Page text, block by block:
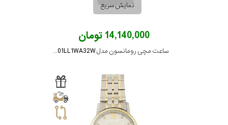
نمایش سریع
14,140,000 تومان
ساعت مچی رومانسون مدل RL1201LL1WA32W